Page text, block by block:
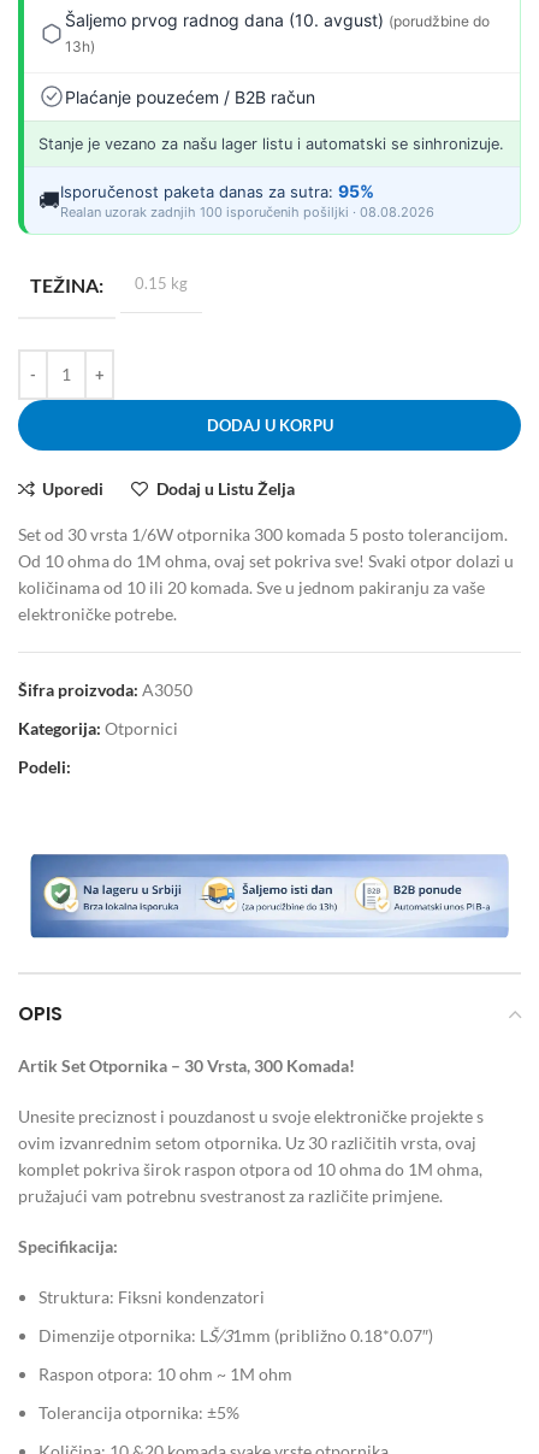
Šaljemo prvog radnog dana (10. avgust) (porudžbine do
13h)
Plaćanje pouzećem / B2B račun
Stanje je vezano za našu lager listu i automatski se sinhronizuje.
🚚Isporučenost paketa danas za sutra: 95%
Realan uzorak zadnjih 100 isporučenih pošiljki · 08.08.2026
TEŽINA 0.15 kg
DODAJ U KORPU
Uporedi Dodaj u Listu Želja
Set od 30 vrsta 1/6W otpornika 300 komada 5 posto tolerancijom.
Od 10 ohma do 1M ohma, ovaj set pokriva sve! Svaki otpor dolazi u
količinama od 10 ili 20 komada. Sve u jednom pakiranju za vaše
elektroničke potrebe.
Šifra proizvoda: A3050
Kategorija: Otpornici
Podeli:
OPIS
Artik Set Otpornika – 30 Vrsta, 300 Komada!
Unesite preciznost i pouzdanost u svoje elektroničke projekte s
ovim izvanrednim setom otpornika. Uz 30 različitih vrsta, ovaj
komplet pokriva širok raspon otpora od 10 ohma do 1M ohma,
pružajući vam potrebnu svestranost za različite primjene.
Specifikacija:
Struktura: Fiksni kondenzatori
Dimenzije otpornika: L Š/31mm (približno 0.18*0.07″)
Raspon otpora: 10 ohm ~ 1M ohm
Tolerancija otpornika: ±5%